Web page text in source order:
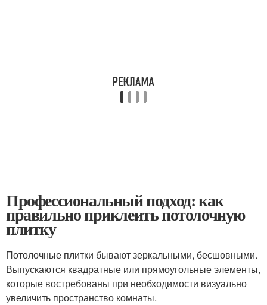
Профессиональный подход: как
правильно приклеить потолочную
плитку
Потолочные плитки бывают зеркальными, бесшовными.
Выпускаются квадратные или прямоугольные элементы,
которые востребованы при необходимости визуально
увеличить пространство комнаты.